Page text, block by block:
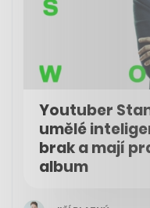
Youtuber
umělé
brak a mají
album